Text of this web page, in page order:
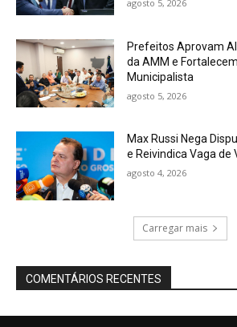
agosto 5, 2026
Prefeitos Aprovam
da AMM e
Municipalista
agosto 5, 2026
Max Russi Nega
e Reivindica Vaga de
agosto 4, 2026
Carregar mais
COMENTÁRIOS RECENTES